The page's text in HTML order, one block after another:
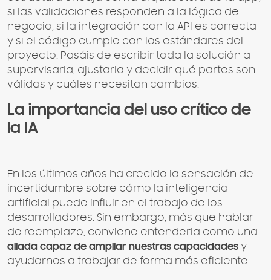
si las validaciones responden a la lógica de
negocio, si la integración con la API es correcta
y si el código cumple con los estándares del
proyecto. Pasáis de escribir toda la solución a
supervisarla, ajustarla y decidir qué partes son
válidas y cuáles necesitan cambios.
La importancia del uso crítico de
la IA
En los últimos años ha crecido la sensación de
incertidumbre sobre cómo la inteligencia
artificial puede influir en el trabajo de los
desarrolladores. Sin embargo, más que hablar
de reemplazo, conviene entenderla como una
aliada capaz de ampliar nuestras capacidades y
ayudarnos a trabajar de forma más eficiente.